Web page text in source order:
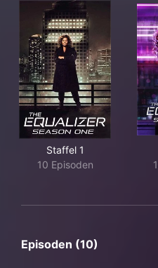
Staffel 1
10 Episoden
Episoden (10)